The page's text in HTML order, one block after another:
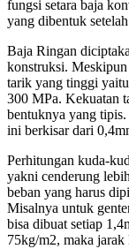
fungsi setara baja
yang dibentuk
Baja Ringan
konstruksi.
tarik yang tinggi
300 MPa. Kekuatan
bentuknya yang
ini berkisar dari
Perhitungan kuda-
yakni cenderung
beban yang harus
Misalnya untuk
bisa dibuat setiap
75kg/m2, maka